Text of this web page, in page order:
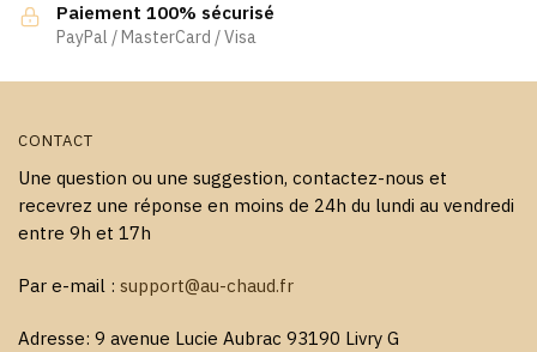
Paiement 100% sécurisé
PayPal / MasterCard / Visa
CONTACT
Une question ou une suggestion, contactez-nous et
recevrez une réponse en moins de 24h du lundi au vendredi
entre 9h et 17h
Par e-mail : support@au-chaud.fr
Adresse: 9 avenue Lucie Aubrac 93190 Livry G